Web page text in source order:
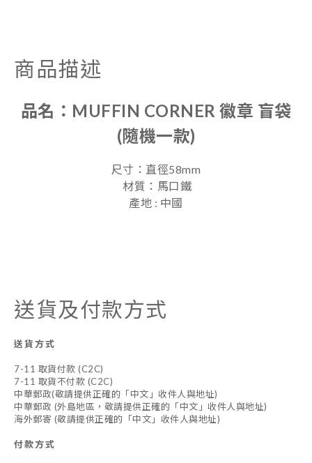
商品描述
品名： MUFFIN CORNER 徽章 盲袋
(隨機一款)
尺寸：直徑58mm
材質：馬口鐵
產地 : 中國
送貨及付款方式
送貨方式
7-11 取貨付款 (C2C)
7-11 取貨不付款 (C2C)
中華郵政(敬請提供正確的「中文」收件人與地址)
中華郵政 (外島地區，敬請提供正確的「中文」收件人與地址)
海外郵寄 (敬請提供正確的「中文」收件人與地址)
付款方式